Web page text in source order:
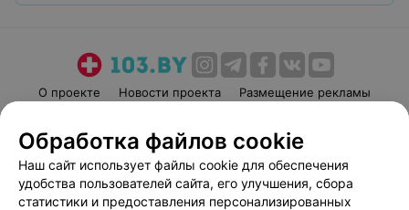
О проекте Новости проекта
Размещение рекламы
Пользовательское соглашение
Способы оплаты
Вакансии
Партнеры
Написать руководителю 103.by
Обработка файлов cookie
Наш сайт использует файлы cookie для обеспечения
удобства пользователей сайта, его улучшения, сбора
статистики и предоставления персонализированных